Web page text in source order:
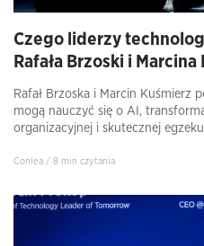
Czego liderzy
Rafała Brzoski i
Rafał Brzoska i Marcin Kuśmierz
mogą nauczyć się o AI,
organizacyjnej i skutecznej
Conlea / 8 min czytania